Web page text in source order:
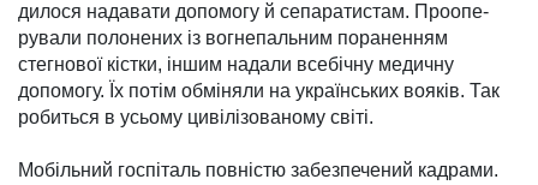
ди­лося надавати до­по­могу й сепаратистам. Про­опе­
рували полонених із вог­непальним поранен­ням
стегнової кістки, іншим надали всебічну медичну
допомогу. Їх потім об­мі­няли на україн­ських воя­ків. Так
робить­ся в усьо­му цивілізова­ному світі.
Мобільний госпіталь повністю забезпечений кадрами.